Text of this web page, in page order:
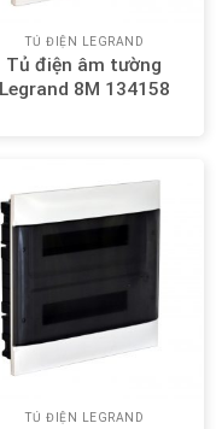
TỦ ĐIỆN LEGRAND
Tủ điện âm tường
Legrand 8M 134158
TỦ ĐIỆN LEGRAND